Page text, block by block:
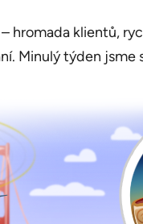
hromada klientů,
Minulý týden jsme